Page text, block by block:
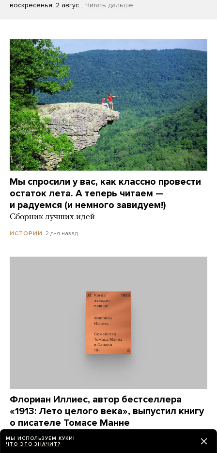
воскресенья, 2 авгус… Читать дальше
Мы спросили у вас, как классно провести
остаток лета. А теперь читаем —
и радуемся (и немного завидуем!)
Сборник лучших идей
ИСТОРИИ 2 дня назад
Флориан Иллиес, автор бестселлера
«1913: Лето целого века», выпустил книгу
о писателе Томасе Манне
Как он переживал первые годы эмиграции?
Почему так долго не высказывался против
МЫ ИСПОЛЬЗУЕМ КУКИ!
ЧТО ЭТО ЗНАЧИТ?